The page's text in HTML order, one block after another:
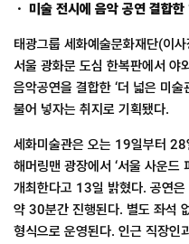
ㆍ 미술 전시에 음악 공연 결합한
태광그룹 세화예술문화재단(이
서울 광화문 도심 한복판에서 야
음악공연을 결합한 ‘더 넓은 미
불어 넣자는 취지로 기획됐다.
세화미술관은 오는 19일부터
해머링맨 광장에서 ‘서울 사운
개최한다고 13일 밝혔다. 공연
약 30분간 진행된다. 별도 좌석
형식으로 운영된다. 인근 직장인